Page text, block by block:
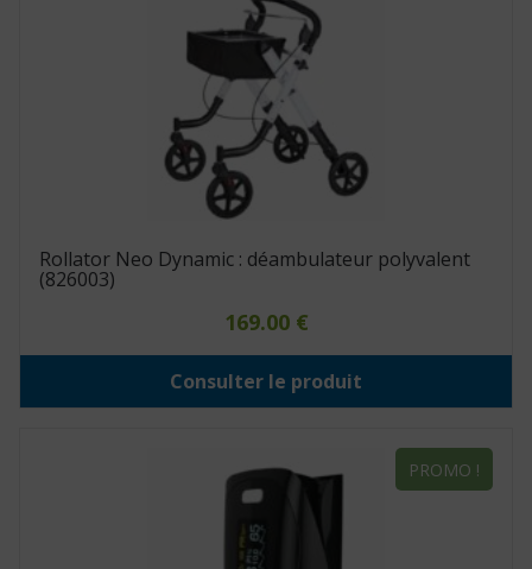
Rollator Neo Dynamic : déambulateur polyvalent
(826003)
169.00 €
Consulter le produit
PROMO !